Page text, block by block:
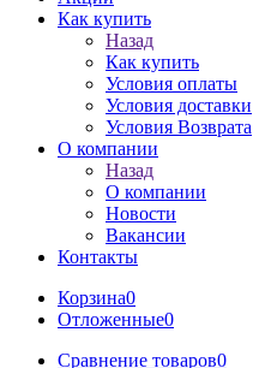
Как купить
Назад
Как купить
Условия оплаты
Условия доставки
Условия Возврата
О компании
Назад
О компании
Новости
Вакансии
Контакты
Корзина0
Отложенные0
Сравнение товаров0